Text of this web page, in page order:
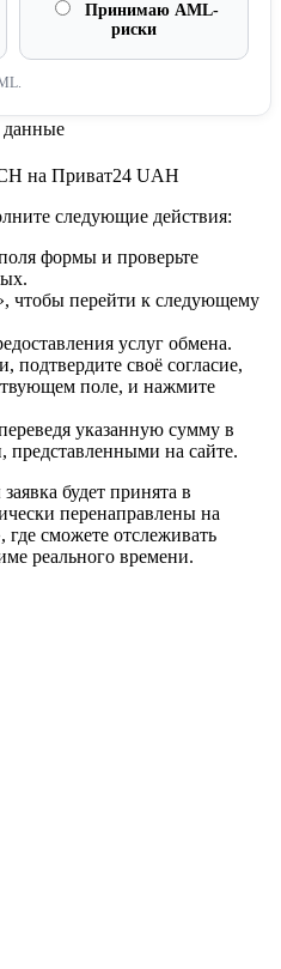
Принимаю AML-
риски
данные
на Приват24 UAH
следующие действия:
формы и проверьте
чтобы перейти к следующему
услуг обмена.
подтвердите своё согласие,
поле, и нажмите
указанную сумму в
представленными на сайте.
будет принята в
перенаправлены на
где сможете отслеживать
реального времени.